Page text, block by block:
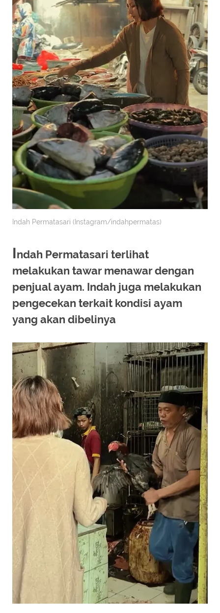
Indah Permatasari (Instagram/indahpermatas)
Indah Permatasari terlihat
melakukan tawar menawar dengan
penjual ayam. Indah juga melakukan
pengecekan terkait kondisi ayam
yang akan dibelinya